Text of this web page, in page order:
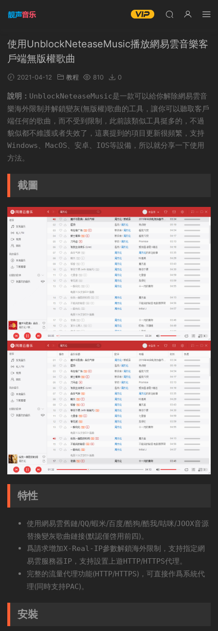
使用UnblockNeteaseMusic播放網易雲音樂客
戶端無版權歌曲
2021-04-12 教程 810 0
說明： UnblockNeteaseMusic是一款可以給你解除網易雲音
樂海外限制并解鎖變灰(無版權)歌曲的工具，讓你可以聽取客戶
端任何的歌曲，而不受到限制，此前該類似工具挺多的，不過
貌似都不維護或者失效了，這裏提到的項目更新很頻繁，支持
Windows、 MacOS、安卓、 IOS等設備，所以就分享一下使用
方法。
截圖
特性
使用網易雲舊鏈/QQ/蝦米/百度/酷狗/酷我/咕咪/JOOX音源
替換變灰歌曲鏈接(默認僅啓用前四)。
爲請求增加X-Real-IP參數解鎖海外限制，支持指定網
易雲服務器IP ，支持設置上遊HTTP/HTTPS代理。
完整的流量代理功能(HTTP/HTTPS)，可直接作爲系統代
理(同時支持PAC)。
安裝